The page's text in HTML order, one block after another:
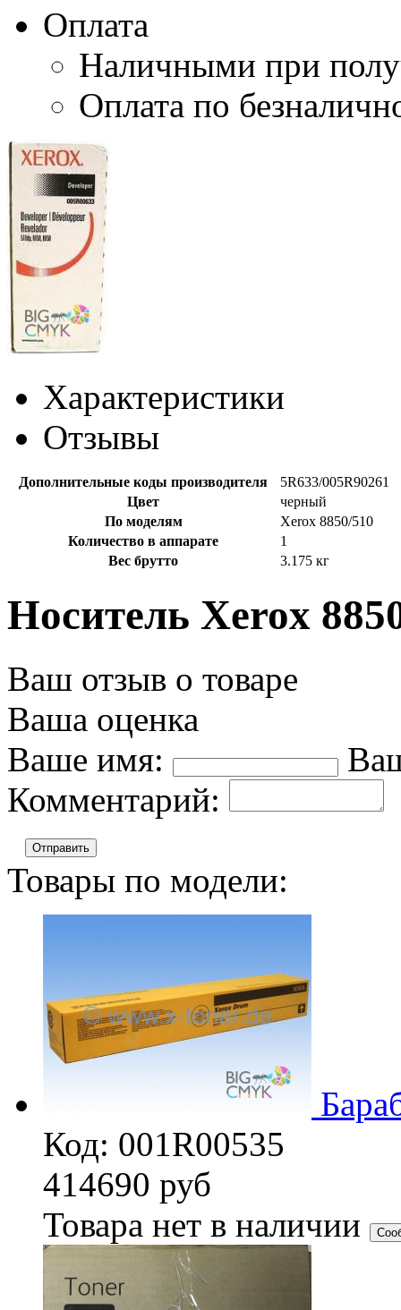
Оплата
Наличными при
Оплата по
Характеристики
Отзывы
Дополнительные коды производителя
5R633/005R90261
Цвет
черный
По моделям
Xerox 8850/510
Количество в аппарате
1
Вес брутто
3.175 кг
Носитель Xerox
Ваш отзыв о товаре
Ваша оценка
Ваше имя:
Комментарий:
Отправить
Товары по модели:
Код: 001R00535
414690 руб
Товара нет в наличии